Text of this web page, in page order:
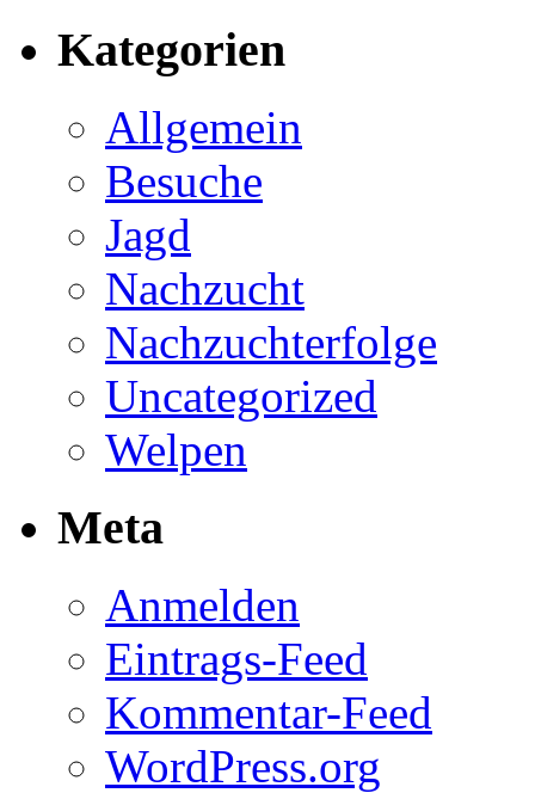
Kategorien
Allgemein
Besuche
Jagd
Nachzucht
Nachzuchterfolge
Uncategorized
Welpen
Meta
Anmelden
Eintrags-Feed
Kommentar-Feed
WordPress.org